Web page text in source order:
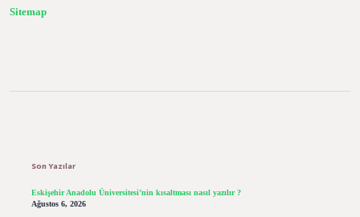
Sitemap
Son Yazılar
Eskişehir Anadolu Üniversitesi’nin kısaltması nasıl yazılır ?
Ağustos 6, 2026